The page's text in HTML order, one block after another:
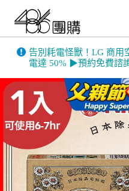
告別耗電怪獸！LG 商用
電達 50% ▶預約免費諮